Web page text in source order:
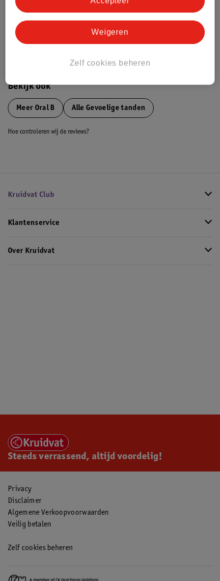
Bekijk ook
Meer Oral B Alle Gevoelige tanden
Hoe controleren wij de reviews?
Kruidvat Club
Klantenservice
Over Kruidvat
Steeds verrassend, altijd voordelig!
Privacy
Disclaimer
Algemene Verkoopvoorwaarden
Veilig betalen
Zelf cookies beheren
Zelf cookies beheren
Weigeren